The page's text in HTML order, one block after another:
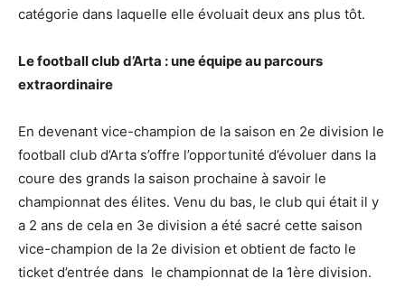
catégorie dans laquelle elle évoluait deux ans plus tôt.
Le football club d’Arta : une équipe au parcours
extraordinaire
En devenant vice-champion de la saison en 2e division le
football club d’Arta s’offre l’opportunité d’évoluer dans la
coure des grands la saison prochaine à savoir le
championnat des élites. Venu du bas, le club qui était il y
a 2 ans de cela en 3e division a été sacré cette saison
vice-champion de la 2e division et obtient de facto le
ticket d’entrée dans le championnat de la 1ère division.